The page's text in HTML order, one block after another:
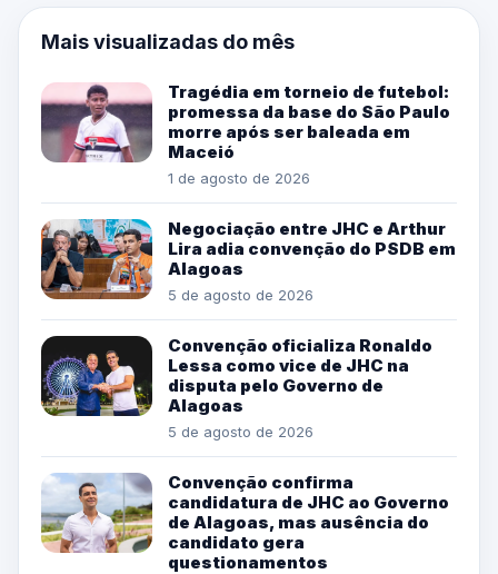
Mais visualizadas do mês
Tragédia em torneio de futebol:
promessa da base do São Paulo
morre após ser baleada em
Maceió
1 de agosto de 2026
Negociação entre JHC e Arthur
Lira adia convenção do PSDB em
Alagoas
5 de agosto de 2026
Convenção oficializa Ronaldo
Lessa como vice de JHC na
disputa pelo Governo de
Alagoas
5 de agosto de 2026
Convenção confirma
candidatura de JHC ao Governo
de Alagoas, mas ausência do
candidato gera
questionamentos